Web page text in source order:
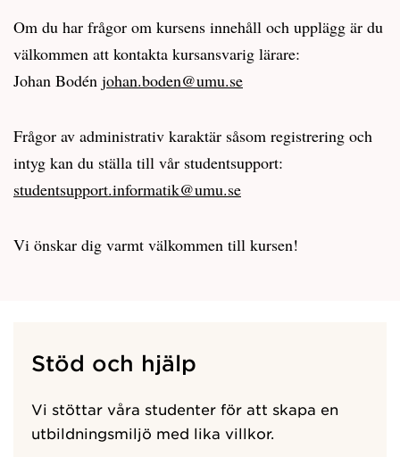
Om du har frågor om kursens innehåll och upplägg är du
välkommen att kontakta kursansvarig lärare:
Johan Bodén johan.boden@umu.se
Frågor av administrativ karaktär såsom registrering och
intyg kan du ställa till vår studentsupport:
studentsupport.informatik@umu.se
Vi önskar dig varmt välkommen till kursen!
Stöd och hjälp
Vi stöttar våra studenter för att skapa en
utbildningsmiljö med lika villkor.